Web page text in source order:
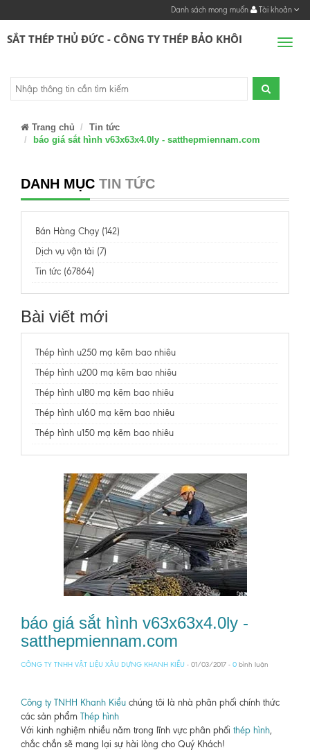
Danh sách mong muốn Tài khoản
SẮT THÉP THỦ ĐỨC - CÔNG TY THÉP BẢO KHÔI
Trang chủ
Tin tức
báo giá sắt hình v63x63x4.0ly - satthepmiennam.com
DANH MỤC TIN TỨC
Bán Hàng Chạy (142)
Dịch vụ vận tải (7)
Tin tức (67864)
Bài viết mới
Thép hình u250 mạ kẽm bao nhiêu
Thép hình u200 mạ kẽm bao nhiêu
Thép hình u180 mạ kẽm bao nhiêu
Thép hình u160 mạ kẽm bao nhiêu
Thép hình u150 mạ kẽm bao nhiêu
báo giá sắt hình v63x63x4.0ly -
satthepmiennam.com
CÔNG TY TNHH VẬT LIỆU XÂU DỰNG KHANH KIỀU - 01/03/2017 - 0 bình luận
Công ty TNHH Khanh Kiều chúng tôi là nhà phân phối chính thức
các sản phẩm Thép hình
Với kinh nghiệm nhiều năm trong lĩnh vực phân phối thép hình,
chắc chắn sẽ mang lại sự hài lòng cho Quý Khách!